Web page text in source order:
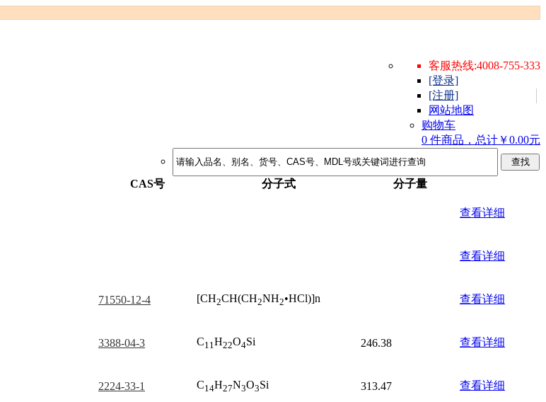
客服热线:4008-755-333
[登录]
[注册]
网站地图
购物车
0 件商品，总计￥0.00元
CAS号 分子式 分子量
查看详细
查看详细
71550-12-4 [CH2CH(CH2NH2•HCl)]n 查看详细
3388-04-3 C11H22O4Si 246.38 查看详细
2224-33-1 C14H27N3O3Si 313.47 查看详细